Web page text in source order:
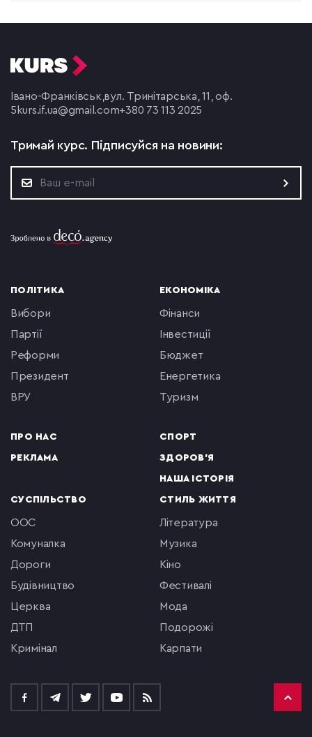
Івано-Франківськ,вул. Тринітарська, 11, оф.
5 kurs.if.ua@gmail.com+380 73 113 2025
Тримай курс. Підписуйся на новини:
ПОЛІТИКА
вибори
партії
реформи
президент
ВРУ
ПРО НАС
РЕКЛАМА
ЕКОНОМІКА
фінанси
інвестиції
бюджет
енергетика
туризм
СПОРТ
ЗДОРОВ'Я
НАША ІСТОРІЯ
СУСПІЛЬСТВО
ООС
комуналка
Дороги
будівництво
церква
ДТП
кримінал
СТИЛЬ ЖИТТЯ
література
музика
кіно
фестивалі
мода
подорожі
Карпати